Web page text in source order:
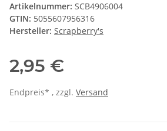
Artikelnummer: SCB4906004
GTIN: 5055607956316
Hersteller: Scrapberry's
2,95 €
Endpreis* , zzgl. Versand